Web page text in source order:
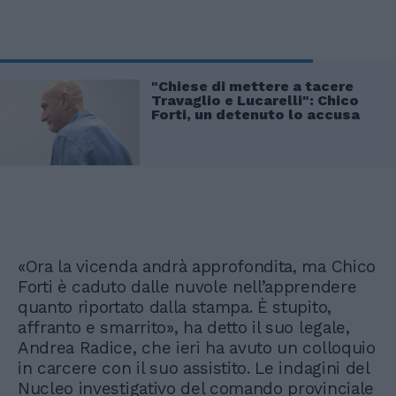
"Chiese di mettere a tacere
Travaglio e Lucarelli": Chico
Forti, un detenuto lo accusa
«Ora la vicenda andrà approfondita, ma Chico
Forti è caduto dalle nuvole nell’apprendere
quanto riportato dalla stampa. È stupito,
affranto e smarrito», ha detto il suo legale,
Andrea Radice, che ieri ha avuto un colloquio
in carcere con il suo assistito. Le indagini del
Nucleo investigativo del comando provinciale